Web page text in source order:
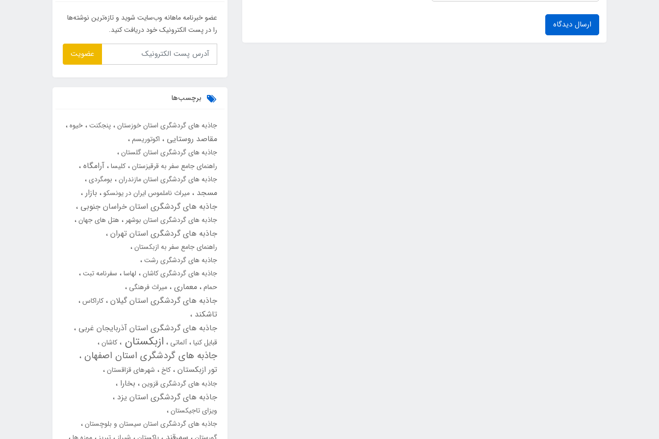
ارسال دیدگاه
عضو خبرنامه ماهانه وب‌سایت شوید و تازه‌ترین نوشته‌ها
را در پست الکترونیک خود دریافت کنید.
عضویت
برچسب‌ها
جاذبه های گردشگری استان خوزستان پنجکنت خیوه
مقاصد روستایی اکوتوریسم
جاذبه های گردشگری استان گلستان
راهنمای جامع سفر به قرقیزستان کلیسا آرامگاه
جاذبه های گردشگری استان مازندران بومگردی
مسجد میراث ناملموس ایران در یونسکو بازار
جاذبه های گردشگری استان خراسان جنوبی
جاذبه های گردشگری استان بوشهر هتل های جهان
جاذبه های گردشگری استان تهران
راهنمای جامع سفر به ازبکستان
جاذبه های گردشگری رشت
جاذبه های گردشگری کاشان لهاسا سفرنامه تبت
حمام معماری میراث فرهنگی
جاذبه های گردشگری استان گیلان کاراکاس
تاشکند
جاذبه های گردشگری استان آذربایجان غربی
قبایل کنیا آلماتی ازبکستان کاشان
جاذبه های گردشگری استان اصفهان
تور ازبکستان کاخ شهرهای قزاقستان
جاذبه های گردشگری قزوین بخارا
جاذبه های گردشگری استان یزد
ویزای تاجیکستان
جاذبه های گردشگری استان سیستان و بلوچستان